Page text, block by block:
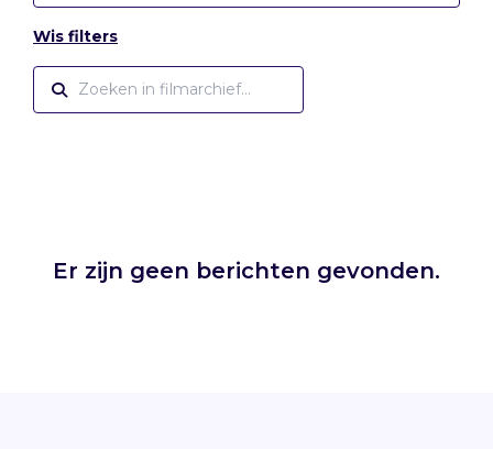
Wis filters
Er zijn geen berichten gevonden.